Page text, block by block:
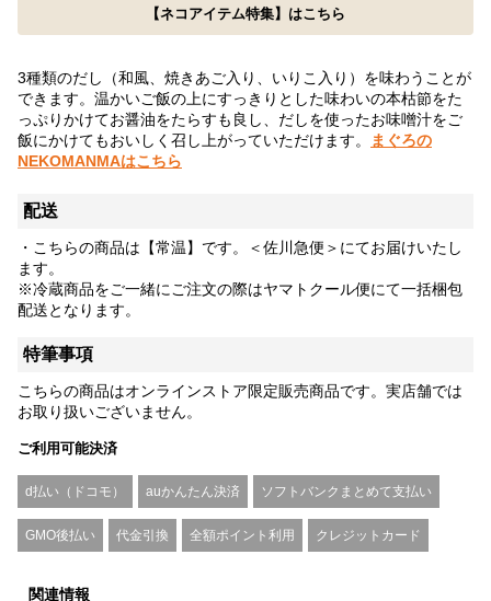
【ネコアイテム特集】はこちら
3種類のだし（和風、焼きあご入り、いりこ入り）を味わうことが
できます。温かいご飯の上にすっきりとした味わいの本枯節をた
っぷりかけてお醤油をたらすも良し、だしを使ったお味噌汁をご
飯にかけてもおいしく召し上がっていただけます。
まぐろの
NEKOMANMAはこちら
配送
・こちらの商品は【常温】です。＜佐川急便＞にてお届けいたし
ます。
※冷蔵商品をご一緒にご注文の際はヤマトクール便にて一括梱包
配送となります。
特筆事項
こちらの商品はオンラインストア限定販売商品です。実店舗では
お取り扱いございません。
ご利用可能決済
d払い（ドコモ） auかんたん決済 ソフトバンクまとめて支払い
GMO後払い 代金引換 全額ポイント利用 クレジットカード
関連情報